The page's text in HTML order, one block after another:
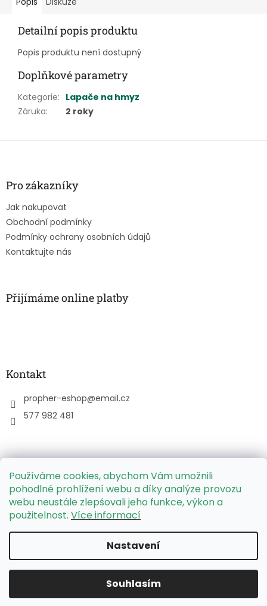
Používáme cookies, abychom Vám umožnili
pohodlné prohlížení webu a díky analýze provozu
webu neustále zlepšovali jeho funkce, výkon a
použitelnost. Více informací
Nastavení
Souhlasím
Detailní popis produktu
Popis produktu není dostupný
Doplňkové parametry
Kategorie: Lapače na hmyz
Záruka: 2 roky
Z
Pro zákazníky
Jak nakupovat
Obchodní podmínky
Podmínky ochrany osobních údajů
Kontaktujte nás
Přijímáme online platby
Kontakt
propher-eshop@email.cz
577 982 481
PPL Parcelbox - mapa výdejních míst
Copyright 2026PROPHER, s. r. o.. Všechna práva
Upravit nastavení cookies